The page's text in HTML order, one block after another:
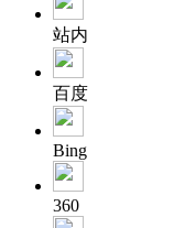
站内
百度
Bing
360